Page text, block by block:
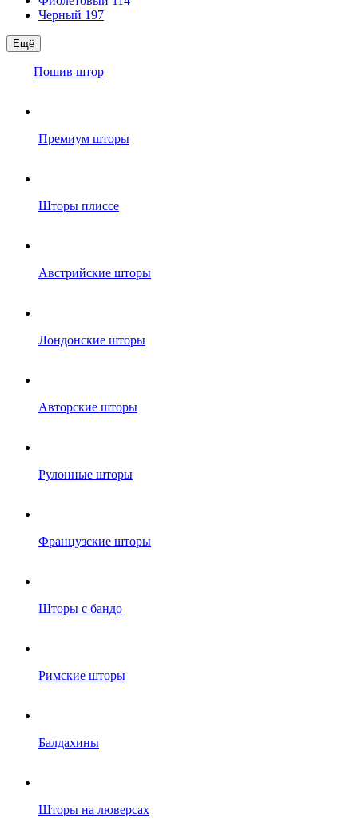
Черный 197
Ещё
Пошив штор
Премиум шторы
Шторы плиссе
Австрийские шторы
Лондонские шторы
Авторские шторы
Рулонные шторы
Французские шторы
Шторы с бандо
Римские шторы
Балдахины
Шторы на люверсах